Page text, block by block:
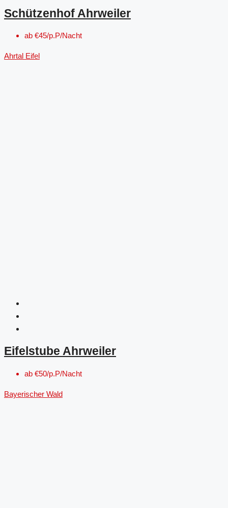
Schützenhof Ahrweiler
ab €45/p.P/Nacht
Ahrtal Eifel
Eifelstube Ahrweiler
ab €50/p.P/Nacht
Bayerischer Wald